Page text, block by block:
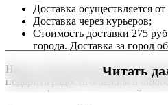
Доставка осуществляется от
Доставка через курьеров;
Стоимость доставки 275
города. Доставка за город
Наша служба работает
подарить радость близким в
можно оформить заказ онлайн с
Читать